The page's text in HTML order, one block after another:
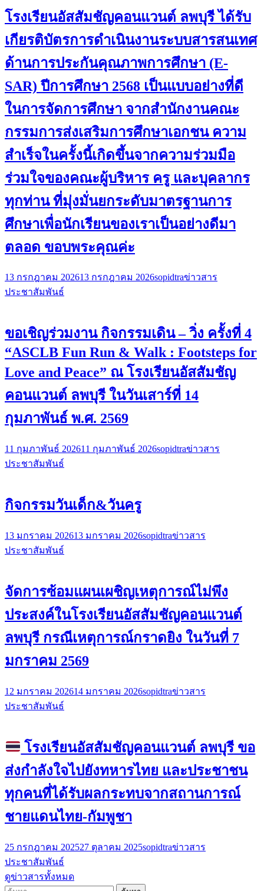
โรงเรียนอัสสัมชัญคอนแวนต์ ลพบุรี ได้รับ
เกียรติบัตรการดำเนินงานระบบสารสนเทศ
ด้านการประกันคุณภาพการศึกษา (E-
SAR) ปีการศึกษา 2568 เป็นแบบอย่างที่ดี
ในการจัดการศึกษา จากสำนักงานคณะ
กรรมการส่งเสริมการศึกษาเอกชน ความ
สำเร็จในครั้งนี้เกิดขึ้นจากความร่วมมือ
ร่วมใจของคณะผู้บริหาร ครู และบุคลากร
ทุกท่าน ที่มุ่งมั่นยกระดับมาตรฐานการ
ศึกษาเพื่อนักเรียนของเราเป็นอย่างดีมา
ตลอด ขอบพระคุณค่ะ
13 กรกฎาคม 202613 กรกฎาคม 2026sopidtraข่าวสาร
ประชาสัมพันธ์
ขอเชิญร่วมงาน กิจกรรมเดิน – วิ่ง ครั้งที่ 4
“ASCLB Fun Run & Walk : Footsteps for
Love and Peace” ณ โรงเรียนอัสสัมชัญ
คอนแวนต์ ลพบุรี ในวันเสาร์ที่ 14
กุมภาพันธ์ พ.ศ. 2569
11 กุมภาพันธ์ 202611 กุมภาพันธ์ 2026sopidtraข่าวสาร
ประชาสัมพันธ์
กิจกรรมวันเด็ก&วันครู
13 มกราคม 202613 มกราคม 2026sopidtraข่าวสาร
ประชาสัมพันธ์
จัดการซ้อมแผนเผชิญเหตุการณ์ไม่พึง
ประสงค์ในโรงเรียนอัสสัมชัญคอนแวนต์
ลพบุรี กรณีเหตุการณ์กราดยิง ในวันที่ 7
มกราคม 2569
12 มกราคม 202614 มกราคม 2026sopidtraข่าวสาร
ประชาสัมพันธ์
โรงเรียนอัสสัมชัญคอนแวนต์ ลพบุรี ขอ
ส่งกำลังใจไปยังทหารไทย และประชาชน
ทุกคนที่ได้รับผลกระทบจากสถานการณ์
ชายแดนไทย-กัมพูชา
25 กรกฎาคม 202527 ตุลาคม 2025sopidtraข่าวสาร
ประชาสัมพันธ์
ดูข่าวสารทั้งหมด